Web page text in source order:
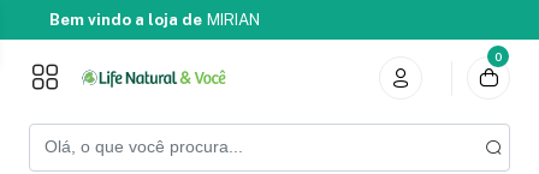
Bem vindo a loja de MIRIAN
0